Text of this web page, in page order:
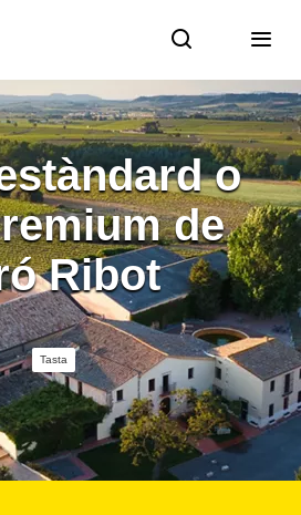
o
de
Ribot
Tasta